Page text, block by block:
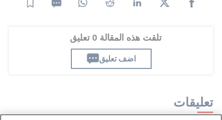
تلقت هذه المقالة 0 تعليق
اضف تعليق
تعليقات